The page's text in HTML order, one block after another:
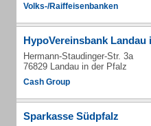
Volks-/Raiffeisenbanken
HypoVereinsbank Landau
Hermann-Staudinger-Str. 3a
76829 Landau in der Pfalz
Cash Group
Sparkasse Südpfalz